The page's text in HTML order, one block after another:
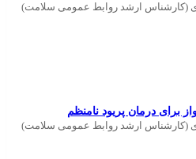
(کارشناس ارشد روابط عمومی سلامت)
برای درمان پریود نامنظم
(کارشناس ارشد روابط عمومی سلامت)